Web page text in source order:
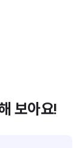
보아요!